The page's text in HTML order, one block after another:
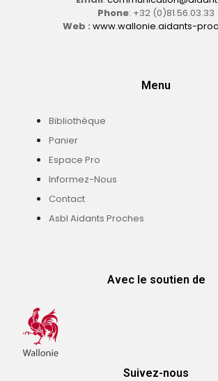
Phone: +32 (0)81.56.03.33
Web : www.wallonie.aidants-
Menu
Bibliothèque
Panier
Espace Pro
Informez-Nous
Contact
Asbl Aidants Proches
Avec le soutien de
Suivez-nous